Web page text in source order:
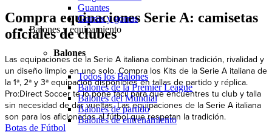
Guantes
Gorros y gorras
Balones y equipamiento
Balones
Todos los Balones
Balones de la Premier League
Balones del Mundial
Balones de partido
Balones de entrenamiento
Compra equipaciones Serie A: camisetas
oficiales de clubes
Las equipaciones de la Serie A italiana combinan tradición, rivalidad y
un diseño limpio en uno solo. Compra los Kits de la Serie A italiana de
la 1ª, 2ª y 3ª equipación disponibles en tallas de partido y réplica.
Pro:Direct Soccer te lo pone fácil para que encuentres tu club y talla
sin necesidad de dar vueltas. Las equipaciones de la Serie A italiana
son para los aficionados al fútbol que respetan la tradición.
Botas de Fútbol